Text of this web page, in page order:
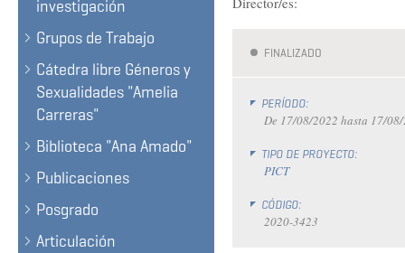
investigación
Grupos de Trabajo
Cátedra libre Géneros y
Sexualidades "Amelia
Carreras"
Biblioteca "Ana Amado"
Publicaciones
Posgrado
Articulación
FINALIZADO
PERÍODO:
De 17/08/2022 hasta 17/
TIPO DE PROYECTO:
PICT
CÓDIGO:
2020-3423